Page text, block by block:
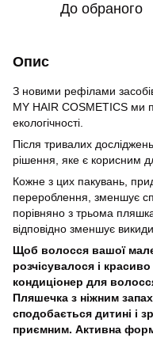
До обраного
Опис
З новими рефілами
MY HAIR COSMETICS ми
екологічності.
Після тривалих
рішення, яке є корисним
Кожне з цих пакувань,
перероблення, зменшує
порівняно з трьома
відповідно зменшує
Щоб волосся вашої
розчісувалося і
кондиціонер для
Пляшечка з ніжним
сподобається дитині і
приємним. Активна